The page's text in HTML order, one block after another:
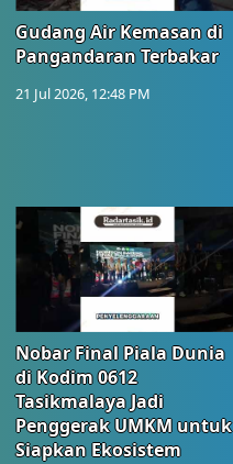
Gudang Air Kemasan di
Pangandaran Terbakar
21 Jul 2026, 12:48 PM
Nobar Final Piala Dunia
di Kodim 0612
Tasikmalaya Jadi
Penggerak UMKM untuk
Siapkan Ekosistem